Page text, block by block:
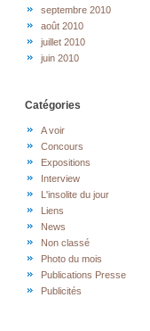
septembre 2010
août 2010
juillet 2010
juin 2010
Catégories
A voir
Concours
Expositions
Interview
L'insolite du jour
Liens
News
Non classé
Photo du mois
Publications Presse
Publicités